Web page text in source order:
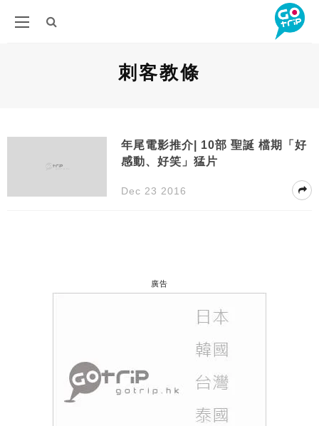
刺客教條
年尾電影推介| 10部 聖誕 檔期「好
感動、好笑」猛片
Dec 23 2016
廣告